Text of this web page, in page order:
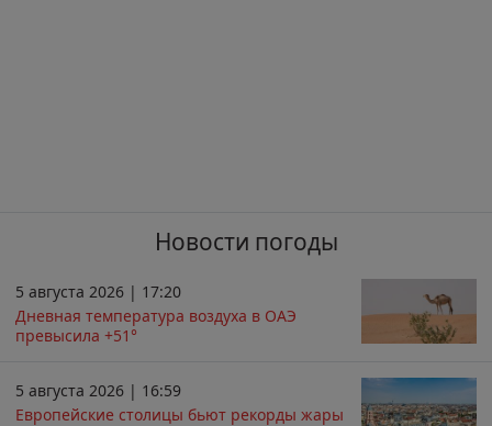
Новости погоды
5 августа 2026 | 17:20
Дневная температура воздуха в ОАЭ
превысила +51°
5 августа 2026 | 16:59
Европейские столицы бьют рекорды жары